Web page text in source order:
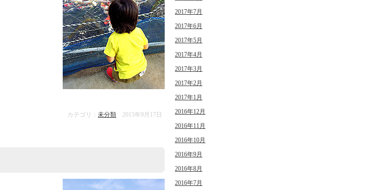
カテゴリ： 未分類 2015年9月17日
2017年7月
2017年6月
2017年5月
2017年4月
2017年3月
2017年2月
2017年1月
2016年12月
2016年11月
2016年10月
2016年9月
2016年8月
2016年7月